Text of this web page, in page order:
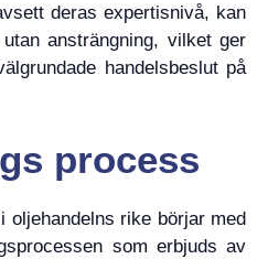
deras expertisnivå, kan
ansträngning, vilket ger
handelsbeslut på
process
oljehandelns rike börjar med
som erbjuds av